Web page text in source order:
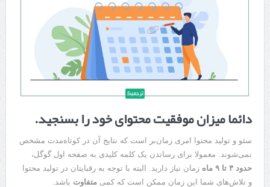
دائما میزان موفقیت محتوای خود را بسنجید.
سئو و تولید محتوا امری زمان‌بر است که نتایج آن در کوتاه‌مدت مشخص
نمی‌شوند. معمولا برای رساندن یک کلمه کلیدی به صفحه اول گوگل،
حدود ۳ تا ۹ ماه
زمان نیاز دارید. البته با توجه به رقبایتان در تولید محتوا
و تلاش‌های شما این زمان ممکن است که کمی متفاوت باشد.